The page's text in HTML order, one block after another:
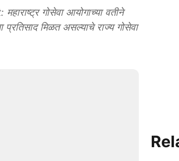
गोसेवा आयोगाच्या वतीने
मिळत असल्याचे राज्य गोसेवा